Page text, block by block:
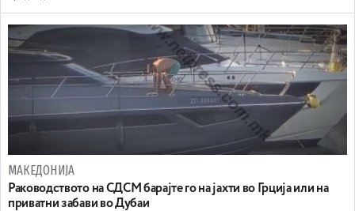
МАКЕДОНИЈА
Раководството на СДСМ барајте го на јахти во Грција или на
приватни забави во Дубаи